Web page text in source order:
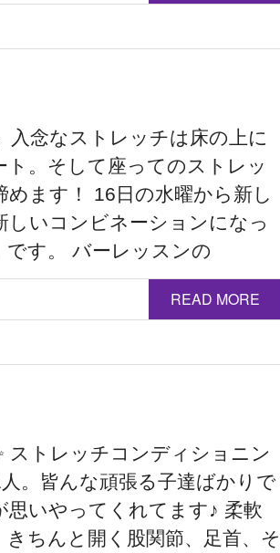
入念なストレッチは床の上に
ト。そして座ってのストレッ
めます！ 16日の水曜から新し
しいコンビネーションになっ
です。 バーレッスンの
READ MORE
ストレッチコンディショニン
。皆んな頑張る子達ばかりで
思いやってくれてます♪ 柔軟
ちんと開く股関節、足首、そ